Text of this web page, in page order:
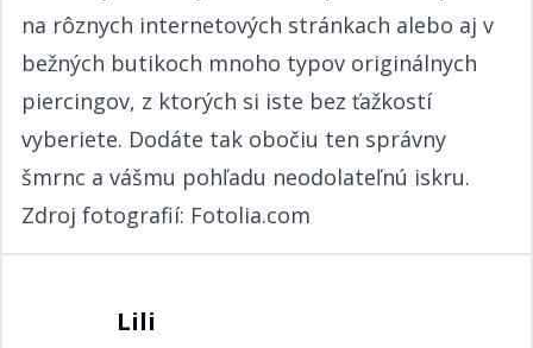
na rôznych internetových stránkach alebo aj v
bežných butikoch mnoho typov originálnych
piercingov, z ktorých si iste bez ťažkostí
vyberiete. Dodáte tak obočiu ten správny
šmrnc a vášmu pohľadu neodolateľnú iskru.​​​​‌ ‍ ​‍​‍‌‍ ‌ ​‍‌‍‍‌‌‍‌ ‌‍‍‌‌‍ ‍​‍​‍​ ‍‍​‍​‍‌ ​ ‌‍​‌‌‍ ‍‌‍‍‌‌ ‌​‌ ‍‌​‍ ‍‌‍‍‌‌‍ ​‍​‍​‍ ​​‍​‍‌‍‍​‌ ​‍‌‍‌‌‌‍‌‍​‍​‍​ ‍‍​‍​‍‌‍‍​‌ ‌​‌ ‌​‌ ​​​ ‍‍​‍ ​‍ ‌‍ ​‌‍ ‌‍​ ‌‍​‌‌‍ ​‌‍‍​‌‍ ‌ ​ ‌ ‌​​ ‍‍​ ​ ​ ​​​ ​​​ ​​​‍ ‌ ​ ‌ ‌​‌ ‌‌‌‍‌​‌‍‍‌‌‍ ​‍ ‌‍‍‌‌‍ ‍‌ ‌​‌‍‌‌‌‍ ‍‌ ‌​​‍ ‌‍‌‌‌‍‌​‌‍‍‌‌ ‌​​‍ ‌‍ ‌‌‍ ‌‍‌​‌‍‌‌​ ‌‌ ​​‌ ​‍‌‍‌‌‌ ​ ‌‍‌‌‌‍ ‍‌ ‌​‌‍​‌‌ ‌​‌‍‍‌‌‍ ‌‍ ‍​ ‍ ‌‍‍‌‌‍‌​​ ‌‌ ​​‌‍ ‌ ​ ‌ ‌​​‍ ‌​ ​‍​ ‍​​ ‌‍​ ‌​​ ‍​​ ​ ​ ‍ ‌ ‌​‌ ‍‌‌ ​​‌‍‌‌​ ‌‌ ​​‌‍ ‌ ​ ‌ ‌​​ ‍ ‌ ​​‌‍​‌‌ ‌​‌‍‍​​ ‌‌‍​ ‌‍ ‌‍ ‍‌ ‌​‌‍‌‌‌‍ ‍‌ ‌​​‍‌‌​ ‌‌‌​​‍‌‌ ‌‍‍ ‌‍‌‌‌ ‍‌​‍‌‌​ ​ ‌​‌​​‍‌‌​ ​ ‌​‌​​‍‌‌​ ​‍​ ​‍‌‍‌‍‌‍​‌‌‍​ ​ ​‌‌‍​ ‌‍‌‌‌‍​‍‌‍​‌​ ​‌‌‍​ ‌‍‌‌‌‍​‍​‍‌‌​ ​‍​ ​‍​‍‌‌​ ‌‌‌​‌​​‍ ‍‌‍​ ‌‍‍​‌‍‍‌‌‍ ​‌‍‌​‌ ​‍‌‍‌‌‌‍ ‍​‍‌‌​ ‌‌‌​​‍‌‌ ‌‍‍ ‌‍‌‌‌ ‍‌​‍‌‌​ ​ ‌​‌​​‍‌‌​ ​ ‌​‌​​‍‌‌​ ​‍​ ​‍‌‍‌‍‌‍​‌‌‍​ ​ ​‌‌‍​ ‌‍‌‌‌‍​‍‌‍​‌​ ​‌‌‍​ ‌‍‌‌‌‍​‍​ ​​​‍‌‌​ ​‍​ ​‍​‍‌‌​ ‌‌‌​‌​​‍ ‍‌ ‌​‌‍‌‌‌ ‍​‌ ‌​​ ‌‍​‍‌‍​‌‌ ​ ‌‍‌‌‌‌‌‌‌ ​‍‌‍ ​​ ‌‌‍‍​‌ ‌​‌ ‌​‌ ​​​‍‌‌​ ​ ‌​​‌​‍‌‌​ ​‍‌​‌‍​‍‌‌​ ​‍‌​‌‍‌‍ ​‌‍ ‌‍​ ‌‍​‌‌‍ ​‌‍‍​‌‍ ‌ ​ ‌ ‌​​‍‌‌​ ​ ‌​​‌​ ​ ​ ​​​ ​​​ ​​​‍‌‌​ ​‍‌​‌‍‌ ​ ‌ ‌​‌ ‌‌‌‍‌​‌‍‍‌‌‍ ​‍‌‍‌‍‍‌‌‍‌​​ ‌‌ ​​‌‍ ‌ ​ ‌ ‌​​‍ ‌​ ​‍​ ‍​​ ‌‍​ ‌​​ ‍​​ ​ ​‍‌‍‌ ‌​‌ ‍‌‌ ​​‌‍‌‌​ ‌‌ ​​‌‍ ‌ ​ ‌ ‌​​‍‌‍‌ ​​‌‍​‌‌ ‌​‌‍‍​​ ‌‌‍​ ‌‍ ‌‍ ‍‌ ‌​‌‍‌‌‌‍ ‍‌ ‌​​‍‌‌​ ‌‌‌​​‍‌‌ ‌‍‍ ‌‍‌‌‌ ‍‌​‍‌‌​ ​ ‌​‌​​‍‌‌​ ​ ‌​‌​​‍‌‌​ ​‍​ ​‍‌‍‌‍‌‍​‌‌‍​ ​ ​‌‌‍​ ‌‍‌‌‌‍​‍‌‍​‌​ ​‌‌‍​ ‌‍‌‌‌‍​‍​‍‌‌​ ​‍​ ​‍​‍‌‌​ ‌‌‌​‌​​‍ ‍‌‍​ ‌‍‍​‌‍‍‌‌‍ ​‌‍‌​‌ ​‍‌‍‌‌‌‍ ‍​‍‌‌​ ‌‌‌​​‍‌‌ ‌‍‍ ‌‍‌‌‌ ‍‌​‍‌‌​ ​ ‌​‌​​‍‌‌​ ​ ‌​‌​​‍‌‌​ ​‍​ ​‍‌‍‌‍‌‍​‌‌‍​ ​ ​‌‌‍​ ‌‍‌‌‌‍​‍‌‍​‌​ ​‌‌‍​ ‌‍‌‌‌‍​‍​ ​​​‍‌‌​ ​‍​ ​‍​‍‌‌​ ‌‌‌​‌​​‍ ‍‌ ‌​‌‍‌‌‌ ‍​‌ ‌​​‍‌‍‌ ​​‌‍‌‌‌ ​‍‌ ​ ‌ ​​‌‍‌‌‌‍​ ‌ ‌​‌‍‍‌‌ ‌‍‌‍‌‌​ ‌‌ ​​‌ ‌‌‌‍​‍‌‍ ​‌‍‍‌‌ ​ ‌‍‍​‌‍‌‌‌‍‌​​‍​‍‌ ‌
Zdroj fotografií: Fotolia.com​​​​‌ ‍ ​‍​‍‌‍ ‌ ​‍‌‍‍‌‌‍‌ ‌‍‍‌‌‍ ‍​‍​‍​ ‍‍​‍​‍‌ ​ ‌‍​‌‌‍ ‍‌‍‍‌‌ ‌​‌ ‍‌​‍ ‍‌‍‍‌‌‍ ​‍​‍​‍ ​​‍​‍‌‍‍​‌ ​‍‌‍‌‌‌‍‌‍​‍​‍​ ‍‍​‍​‍‌‍‍​‌ ‌​‌ ‌​‌ ​​​ ‍‍​‍ ​‍ ‌‍ ​‌‍ ‌‍​ ‌‍​‌‌‍ ​‌‍‍​‌‍ ‌ ​ ‌ ‌​​ ‍‍​ ​ ​ ​​​ ​​​ ​​​‍ ‌ ​ ‌ ‌​‌ ‌‌‌‍‌​‌‍‍‌‌‍ ​‍ ‌‍‍‌‌‍ ‍‌ ‌​‌‍‌‌‌‍ ‍‌ ‌​​‍ ‌‍‌‌‌‍‌​‌‍‍‌‌ ‌​​‍ ‌‍ ‌‌‍ ‌‍‌​‌‍‌‌​ ‌‌ ​​‌ ​‍‌‍‌‌‌ ​ ‌‍‌‌‌‍ ‍‌ ‌​‌‍​‌‌ ‌​‌‍‍‌‌‍ ‌‍ ‍​ ‍ ‌‍‍‌‌‍‌​​ ‌‌ ​​‌‍ ‌ ​ ‌ ‌​​‍ ‌​ ​‍​ ‍​​ ‌‍​ ‌​​ ‍​​ ​ ​ ‍ ‌ ‌​‌ ‍‌‌ ​​‌‍‌‌​ ‌‌ ​​‌‍ ‌ ​ ‌ ‌​​ ‍ ‌ ​​‌‍​‌‌ ‌​‌‍‍​​ ‌‌‍​ ‌‍ ‌‍ ‍‌ ‌​‌‍‌‌‌‍ ‍‌ ‌​​‍‌‌​ ‌‌‌​​‍‌‌ ‌‍‍ ‌‍‌‌‌ ‍‌​‍‌‌​ ​ ‌​‌​​‍‌‌​ ​ ‌​‌​​‍‌‌​ ​‍​ ​‍​ ​‍‌‍‌​​ ​ ​ ‌​​ ‌‌​ ‌​​ ‍​​ ‌‌‌‍​‌​ ‌ ​ ‌​‌‍‌‍​‍‌‌​ ​‍​ ​‍​‍‌‌​ ‌‌‌​‌​​‍ ‍‌‍​ ‌‍‍​‌‍‍‌‌‍ ​‌‍‌​‌ ​‍‌‍‌‌‌‍ ‍​‍‌‌​ ‌‌‌​​‍‌‌ ‌‍‍ ‌‍‌‌‌ ‍‌​‍‌‌​ ​ ‌​‌​​‍‌‌​ ​ ‌​‌​​‍‌‌​ ​‍​ ​‍​ ​‍‌‍‌​​ ​ ​ ‌​​ ‌‌​ ‌​​ ‍​​ ‌‌‌‍​‌​ ‌ ​ ‌​‌‍‌‍​ ​​​‍‌‌​ ​‍​ ​‍​‍‌‌​ ‌‌‌​‌​​‍ ‍‌ ‌​‌‍‌‌‌ ‍​‌ ‌​​ ‌‍​‍‌‍​‌‌ ​ ‌‍‌‌‌‌‌‌‌ ​‍‌‍ ​​ ‌‌‍‍​‌ ‌​‌ ‌​‌ ​​​‍‌‌​ ​ ‌​​‌​‍‌‌​ ​‍‌​‌‍​‍‌‌​ ​‍‌​‌‍‌‍ ​‌‍ ‌‍​ ‌‍​‌‌‍ ​‌‍‍​‌‍ ‌ ​ ‌ ‌​​‍‌‌​ ​ ‌​​‌​ ​ ​ ​​​ ​​​ ​​​‍‌‌​ ​‍‌​‌‍‌ ​ ‌ ‌​‌ ‌‌‌‍‌​‌‍‍‌‌‍ ​‍‌‍‌‍‍‌‌‍‌​​ ‌‌ ​​‌‍ ‌ ​ ‌ ‌​​‍ ‌​ ​‍​ ‍​​ ‌‍​ ‌​​ ‍​​ ​ ​‍‌‍‌ ‌​‌ ‍‌‌ ​​‌‍‌‌​ ‌‌ ​​‌‍ ‌ ​ ‌ ‌​​‍‌‍‌ ​​‌‍​‌‌ ‌​‌‍‍​​ ‌‌‍​ ‌‍ ‌‍ ‍‌ ‌​‌‍‌‌‌‍ ‍‌ ‌​​‍‌‌​ ‌‌‌​​‍‌‌ ‌‍‍ ‌‍‌‌‌ ‍‌​‍‌‌​ ​ ‌​‌​​‍‌‌​ ​ ‌​‌​​‍‌‌​ ​‍​ ​‍​ ​‍‌‍‌​​ ​ ​ ‌​​ ‌‌​ ‌​​ ‍​​ ‌‌‌‍​‌​ ‌ ​ ‌​‌‍‌‍​‍‌‌​ ​‍​ ​‍​‍‌‌​ ‌‌‌​‌​​‍ ‍‌‍​ ‌‍‍​‌‍‍‌‌‍ ​‌‍‌​‌ ​‍‌‍‌‌‌‍ ‍​‍‌‌​ ‌‌‌​​‍‌‌ ‌‍‍ ‌‍‌‌‌ ‍‌​‍‌‌​ ​ ‌​‌​​‍‌‌​ ​ ‌​‌​​‍‌‌​ ​‍​ ​‍​ ​‍‌‍‌​​ ​ ​ ‌​​ ‌‌​ ‌​​ ‍​​ ‌‌‌‍​‌​ ‌ ​ ‌​‌‍‌‍​ ​​​‍‌‌​ ​‍​ ​‍​‍‌‌​ ‌‌‌​‌​​‍ ‍‌ ‌​‌‍‌‌‌ ‍​‌ ‌​​‍‌‍‌ ​​‌‍‌‌‌ ​‍‌ ​ ‌ ​​‌‍‌‌‌‍​ ‌ ‌​‌‍‍‌‌ ‌‍‌‍‌‌​ ‌‌ ​​‌ ‌‌‌‍​‍‌‍ ​‌‍‍‌‌ ​ ‌‍‍​‌‍‌‌‌‍‌​​‍​‍‌ ‌
Lili​​​​‌ ‍ ​‍​‍‌‍ ‌ ​‍‌‍‍‌‌‍‌ ‌‍‍‌‌‍ ‍​‍​‍​ ‍‍​‍​‍‌ ​ ‌‍​‌‌‍ ‍‌‍‍‌‌ ‌​‌ ‍‌​‍ ‍‌‍‍‌‌‍ ​‍​‍​‍ ​​‍​‍‌‍‍​‌ ​‍‌‍‌‌‌‍‌‍​‍​‍​ ‍‍​‍​‍‌‍‍​‌ ‌​‌ ‌​‌ ​​​ ‍‍​‍ ​‍ ‌‍ ​‌‍ ‌‍​ ‌‍​‌‌‍ ​‌‍‍​‌‍ ‌ ​ ‌ ‌​​ ‍‍​ ​ ​ ​​​ ​​​ ​​​‍ ‌ ​ ‌ ‌​‌ ‌‌‌‍‌​‌‍‍‌‌‍ ​‍ ‌‍‍‌‌‍ ‍‌ ‌​‌‍‌‌‌‍ ‍‌ ‌​​‍ ‌‍‌‌‌‍‌​‌‍‍‌‌ ‌​​‍ ‌‍ ‌‌‍ ‌‍‌​‌‍‌‌​ ‌‌ ​​‌ ​‍‌‍‌‌‌ ​ ‌‍‌‌‌‍ ‍‌ ‌​‌‍​‌‌ ‌​‌‍‍‌‌‍ ‌‍ ‍​ ‍ ‌‍‍‌‌‍‌​​ ‌‌‍​‌‌ ‌‌‌ ‌​‌‍‍​‌‍ ‌ ​‍​‍ ‌​ ​‍​ ‍ ‌ ‌​‌ ‍‌‌ ​​‌‍‌‌​ ‌‌‍​‌‌ ‌‌‌ ‌​‌‍‍​‌‍ ‌ ​‍​ ‍ ‌ ​​‌‍​‌‌ ‌​‌‍‍​​ ‌‌‍ ‍‌‍​‌‌‍ ‌‌‍‌‌​ ‌‍​‍‌‍​‌‌ ​ ‌‍‌‌‌‌‌‌‌ ​‍‌‍ ​​ ‌‌‍‍​‌ ‌​‌ ‌​‌ ​​​‍‌‌​ ​ ‌​​‌​‍‌‌​ ​‍‌​‌‍​‍‌‌​ ​‍‌​‌‍‌‍ ​‌‍ ‌‍​ ‌‍​‌‌‍ ​‌‍‍​‌‍ ‌ ​ ‌ ‌​​‍‌‌​ ​ ‌​​‌​ ​ ​ ​​​ ​​​ ​​​‍‌‌​ ​‍‌​‌‍‌ ​ ‌ ‌​‌ ‌‌‌‍‌​‌‍‍‌‌‍ ​‍‌‍‌‍‍‌‌‍‌​​ ‌‌‍​‌‌ ‌‌‌ ‌​‌‍‍​‌‍ ‌ ​‍​‍ ‌​ ​‍​‍‌‍‌ ‌​‌ ‍‌‌ ​​‌‍‌‌​ ‌‌‍​‌‌ ‌‌‌ ‌​‌‍‍​‌‍ ‌ ​‍​‍‌‍‌ ​​‌‍​‌‌ ‌​‌‍‍​​ ‌‌‍ ‍‌‍​‌‌‍ ‌‌‍‌‌​‍‌‍‌ ​​‌‍‌‌‌ ​‍‌ ​ ‌ ​​‌‍‌‌‌‍​ ‌ ‌​‌‍‍‌‌ ‌‍‌‍‌‌​ ‌‌ ​​‌ ‌‌‌‍​‍‌‍ ​‌‍‍‌‌ ​ ‌‍‍​‌‍‌‌‌‍‌​​‍​‍‌ ‌